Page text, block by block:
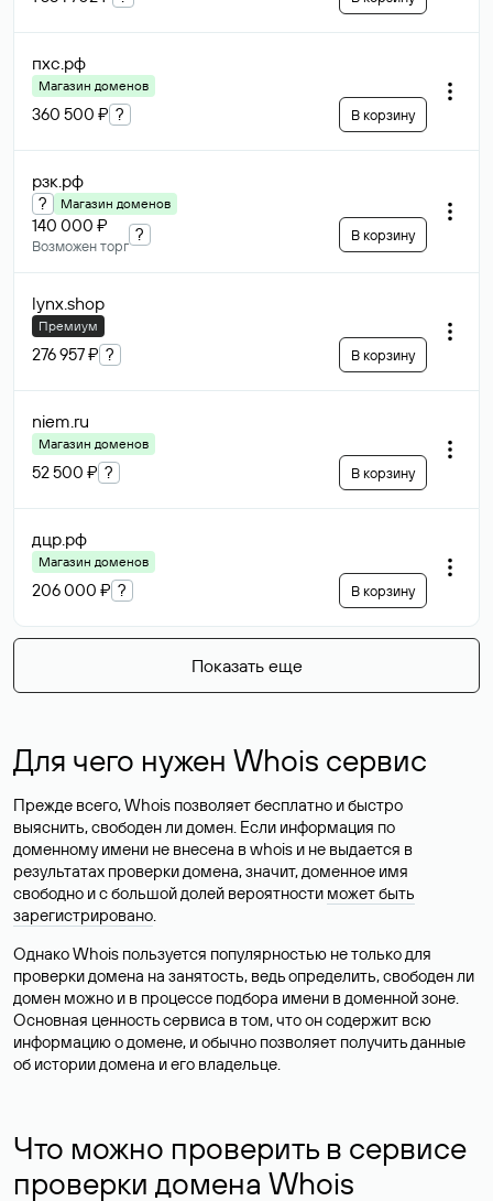
пхс.рф
Магазин доменов
360 500 ₽ ? В корзину
рзк.рф
? Магазин доменов
140 000 ₽
Возможен торг
? В корзину
lynx.shop
Премиум
276 957 ₽ ? В корзину
niem.ru
Магазин доменов
52 500 ₽ ? В корзину
дцр.рф
Магазин доменов
206 000 ₽ ? В корзину
Показать еще
Для чего нужен Whois сервис
Прежде всего, Whois позволяет бесплатно и быстро
выяснить, свободен ли домен. Если информация по
доменному имени не внесена в whois и не выдается в
результатах проверки домена, значит, доменное имя
свободно и с большой долей вероятности может быть
зарегистрировано.
Однако Whois пользуется популярностью не только для
проверки домена на занятость, ведь определить, свободен ли
домен можно и в процессе подбора имени в доменной зоне.
Основная ценность сервиса в том, что он содержит всю
информацию о домене, и обычно позволяет получить данные
об истории домена и его владельце.
Что можно проверить в сервисе
проверки домена Whois